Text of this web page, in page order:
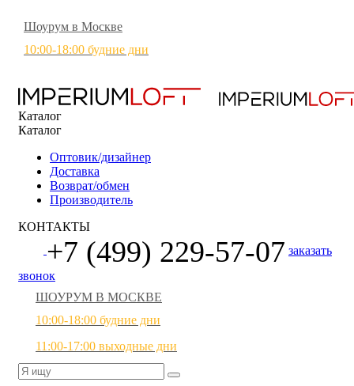
Шоурум в Москве
10:00-18:00 будние дни
Каталог
Каталог
Оптовик/дизайнер
Доставка
Возврат/обмен
Производитель
КОНТАКТЫ
+7 (499) 229-57-07 заказать
звонок
ШОУРУМ В МОСКВЕ
10:00-18:00 будние дни
11:00-17:00 выходные дни